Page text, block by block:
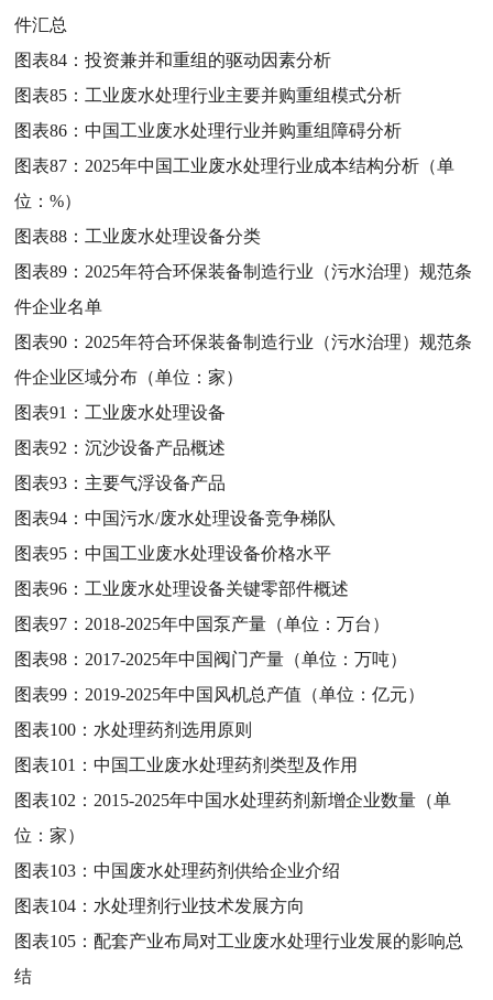
件汇总
图表84：投资兼并和重组的驱动因素分析
图表85： 工业废水处理行业主要并购重组模式分析
图表86：中国工业废水处理行业并购重组障碍分析
图表87： 2025年中国工业废水处理行业成本结构分析（单
位：%）
图表88： 工业废水处理设备分类
图表89： 2025年符合环保装备制造行业（污水治理）规范条
件企业名单
图表90： 2025年符合环保装备制造行业（污水治理）规范条
件企业区域分布（单位：家）
图表91： 工业废水处理设备
图表92：沉沙设备产品概述
图表93： 主要气浮设备产品
图表94：中国污水/废水处理设备竞争梯队
图表95：中国工业废水处理设备价格水平
图表96： 工业废水处理设备关键零部件概述
图表97： 2018-2025年中国泵产量（单位：万台）
图表98： 2017-2025年中国阀门产量（单位：万吨）
图表99： 2019-2025年中国风机总产值（单位：亿元）
图表100： 水处理药剂选用原则
图表101：中国工业废水处理药剂类型及作用
图表102： 2015-2025年中国水处理药剂新增企业数量（单
位：家）
图表103：中国废水处理药剂供给企业介绍
图表104： 水处理剂行业技术发展方向
图表105：配套产业布局对工业废水处理行业发展的影响总
结